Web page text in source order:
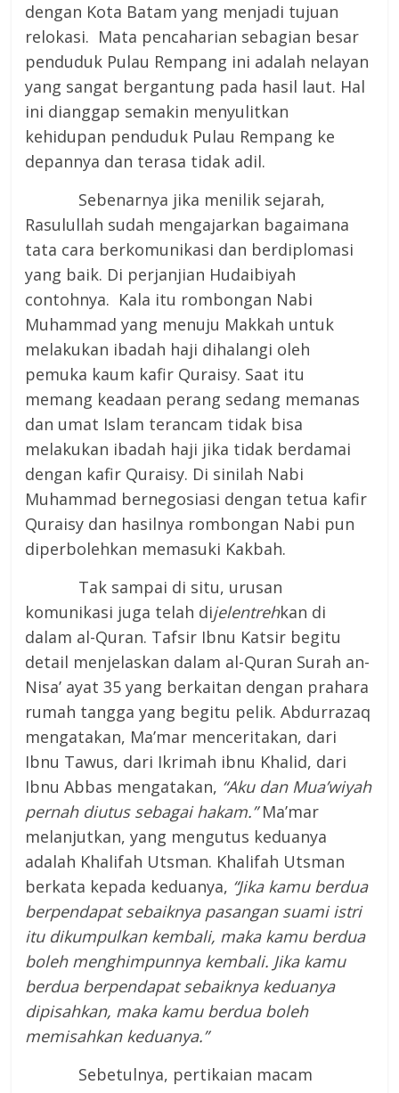
dengan Kota Batam yang menjadi tujuan
relokasi. Mata pencaharian sebagian besar
penduduk Pulau Rempang ini adalah nelayan
yang sangat bergantung pada hasil laut. Hal
ini dianggap semakin menyulitkan
kehidupan penduduk Pulau Rempang ke
depannya dan terasa tidak adil.
Sebenarnya jika menilik sejarah,
Rasulullah sudah mengajarkan bagaimana
tata cara berkomunikasi dan berdiplomasi
yang baik. Di perjanjian Hudaibiyah
contohnya. Kala itu rombongan Nabi
Muhammad yang menuju Makkah untuk
melakukan ibadah haji dihalangi oleh
pemuka kaum kafir Quraisy. Saat itu
memang keadaan perang sedang memanas
dan umat Islam terancam tidak bisa
melakukan ibadah haji jika tidak berdamai
dengan kafir Quraisy. Di sinilah Nabi
Muhammad bernegosiasi dengan tetua kafir
Quraisy dan hasilnya rombongan Nabi pun
diperbolehkan memasuki Kakbah.
Tak sampai di situ, urusan
komunikasi juga telah dijelentrehkan di
dalam al-Quran. Tafsir Ibnu Katsir begitu
detail menjelaskan dalam al-Quran Surah an-
Nisa’ ayat 35 yang berkaitan dengan prahara
rumah tangga yang begitu pelik. Abdurrazaq
mengatakan, Ma’mar menceritakan, dari
Ibnu Tawus, dari Ikrimah ibnu Khalid, dari
Ibnu Abbas mengatakan, “Aku dan Mua’wiyah
pernah diutus sebagai hakam.”Ma’mar
melanjutkan, yang mengutus keduanya
adalah Khalifah Utsman. Khalifah Utsman
berkata kepada keduanya, “Jika kamu berdua
berpendapat sebaiknya pasangan suami istri
itu dikumpulkan kembali, maka kamu berdua
boleh menghimpunnya kembali. Jika kamu
berdua berpendapat sebaiknya keduanya
dipisahkan, maka kamu berdua boleh
memisahkan keduanya.”
Sebetulnya, pertikaian macam